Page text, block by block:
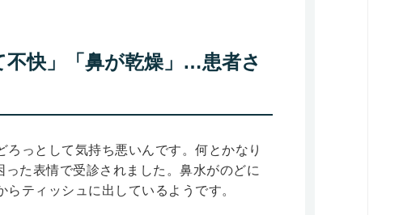
不快」「鼻が乾燥」…患者さ
ろっとして気持ち悪いんです。何とかなり
た表情で受診されました。鼻水がのどに
ティッシュに出しているようです。